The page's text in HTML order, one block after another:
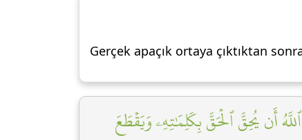
Gerçek apaçık ortaya çıktıktan
أَن يُحِقَّ ٱلۡحَقَّ بِكَلِمَٰتِهِۦ وَيَقۡطَعَ